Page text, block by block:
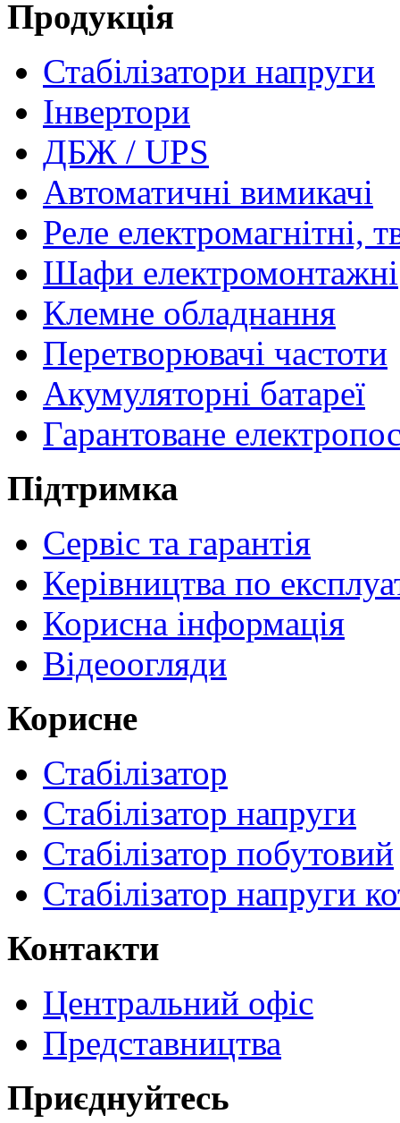
Продукція
Стабілізатори напруги
Інвертори
ДБЖ / UPS
Автоматичні вимикачі
Реле електромагнітні,
Шафи електромонтажні
Клемне обладнання
Перетворювачі частоти
Акумуляторні батареї
Гарантоване
Підтримка
Сервіс та гарантія
Керівництва по
Корисна інформація
Відеоогляди
Корисне
Стабілізатор
Стабілізатор напруги
Стабілізатор побутовий
Стабілізатор напруги
Контакти
Центральний офіс
Представництва
Приєднуйтесь